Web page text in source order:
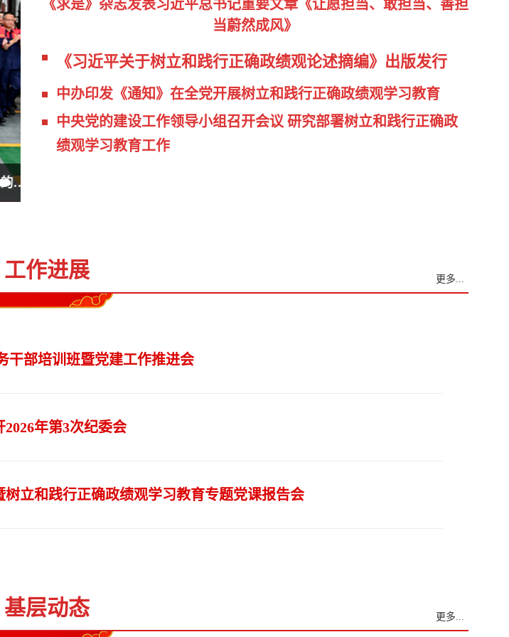
《求是》杂志发表习近平总书记重要文章《让愿担当、敢担当、善担
当蔚然成风》
《习近平关于树立和践行正确政绩观论述摘编》出版发行
中办印发《通知》在全党开展树立和践行正确政绩观学习教育
中央党的建设工作领导小组召开会议 研究部署树立和践行正确政
绩观学习教育工作
工作进展 更多...
干部培训班暨党建工作推进会
年第3次纪委会
立和践行正确政绩观学习教育专题党课报告会
基层动态 更多...